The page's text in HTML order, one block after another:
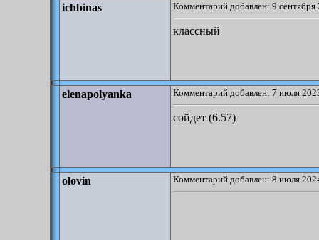
ichbinas Комментарий добавлен: 9
классный
elenapolyanka Комментарий добавлен: 7 июля
сойдет (6.57)
olovin Комментарий добавлен: 8 июля